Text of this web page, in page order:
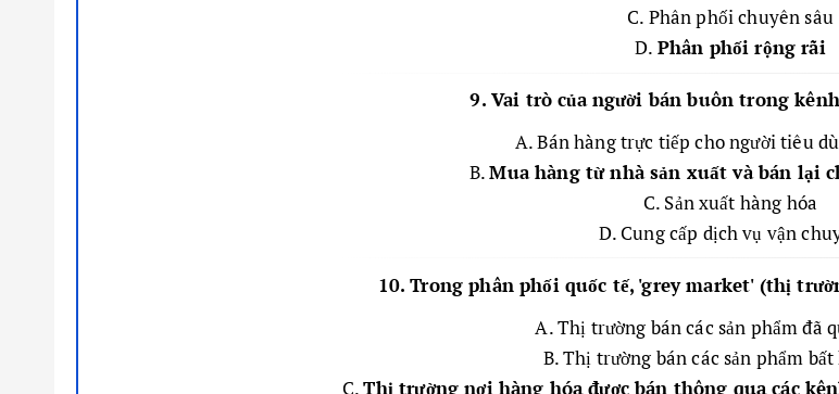
C. Phân phối chuyên sâu
D. Phân phối rộng rãi
9. Vai trò của người bán buôn trong
A. Bán hàng trực tiếp cho người tiêu
B.Mua hàng từ nhà sản xuất và bán lại
C. Sản xuất hàng hóa
D. Cung cấp dịch vụ vận
10. Trong phân phối quốc tế, 'grey market' (thị
A. Thị trường bán các sản phẩm đã
B. Thị trường bán các sản phẩm
C.Thị trường nơi hàng hóa được bán thông qua các